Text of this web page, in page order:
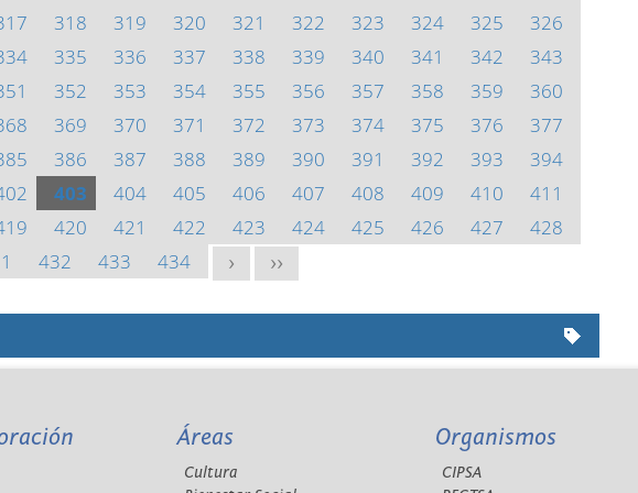
318 319 320 321 322 323 324 325
326
335 336 337 338 339 340 341 342
343
352 353 354 355 356 357 358 359
360
369 370 371 372 373 374 375 376
377
386 387 388 389 390 391 392 393
394
403 404 405 406 407 408 409 410
411
420 421 422 423 424 425 426 427
428
432 433 434 > >>
Áreas
Cultura
Organismos
CIPSA